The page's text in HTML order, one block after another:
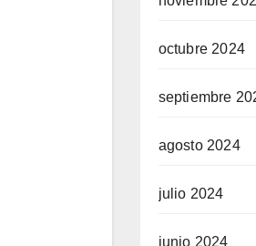
octubre 2024
septiembre
agosto 2024
julio 2024
junio 2024